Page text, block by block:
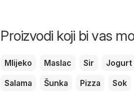
Proizvodi koji bi vas
Mlijeko Maslac Sir Jogurt
Salama
Šunka Pizza Sok